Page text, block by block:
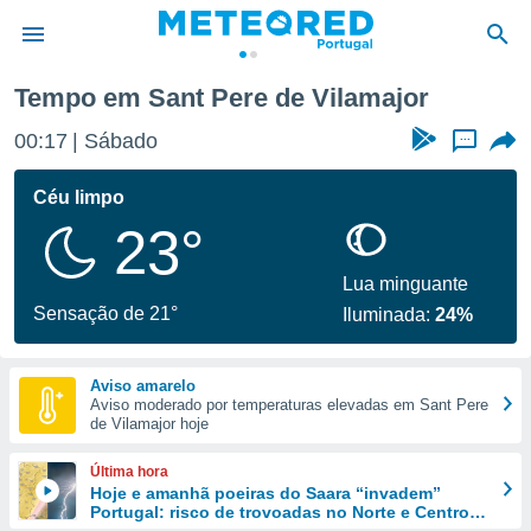
da
foi
fornecidas
a este
das
e
forma
digital
Tempo em Sant Pere de Vilamajor
00:17 Sábado ...
Céu limpo
23°
Sensação de 21°
Lua minguante
Iluminada:24%
Aviso amarelo
Aviso moderado por temperaturas elevadas em Sant Pere
de Vilamajor hoje
Última hora
Hoje e amanhã poeiras do Saara “invadem”
Portugal: risco de trovoadas no Norte e Centro